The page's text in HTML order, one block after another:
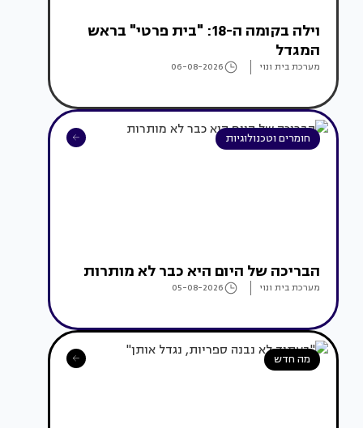
וילה בקומה ה-18: "בית פרטי" בראש
המגדל
מערכת בית ונוי 06-08-2026
חומרים וטכנולוגיות
הבריכה של היום היא כבר לא מותרות
מערכת בית ונוי 05-08-2026
מה חדש